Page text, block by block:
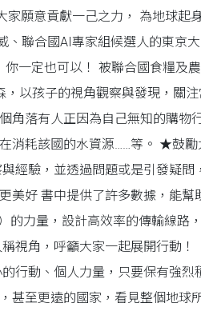
家願意貢獻一己之力， 為地球
、聯合國AI專家組候選人的東京
一定也可以！ 被聯合國食糧及
以孩子的視角觀察與發現，關
角落有人正因為自己無知的購物
消耗該國的水資源……等。 ★鼓
經驗，並透過問題或是引發疑
美好 書中提供了許多數據，能幫
的力量，設計高效率的傳輸線路
視角，呼籲大家一起展開行動！
行動、個人力量，只要保有強
甚至更遠的國家，看見整個地球